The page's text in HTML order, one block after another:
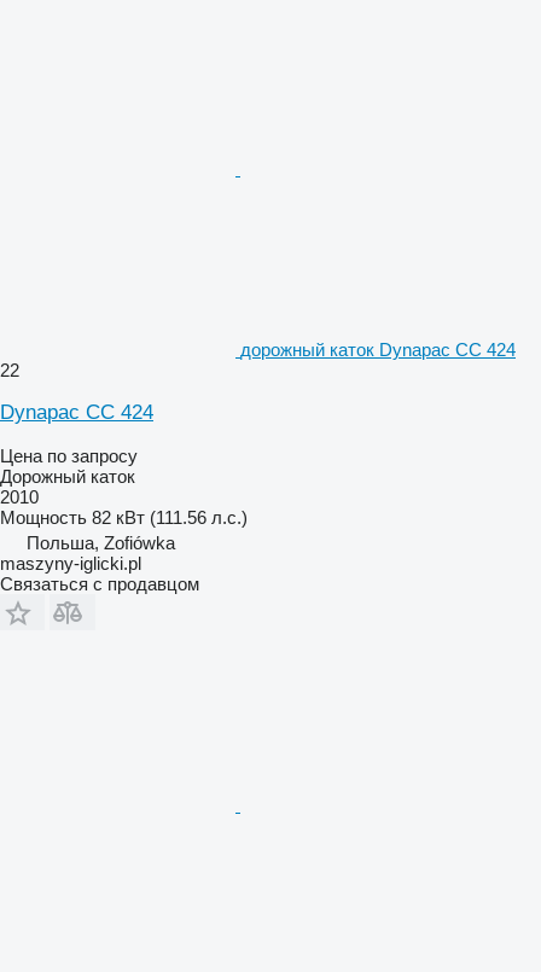
дорожный каток Dynapac CC 424
22
Dynapac CC 424
Цена по запросу
Дорожный каток
2010
Мощность 82 кВт (111.56 л.с.)
Польша, Zofiówka
maszyny-iglicki.pl
Связаться с продавцом